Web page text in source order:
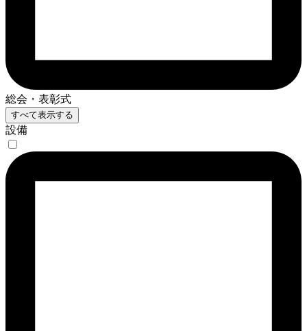
総会・表彰式
すべて表示する
設備